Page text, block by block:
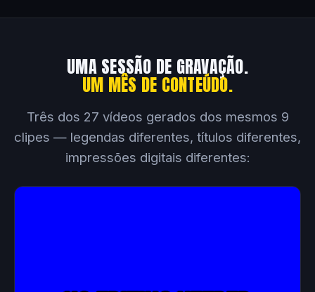
UMA SESSÃO DE GRAVAÇÃO.
UM MÊS DE CONTEÚDO.
Três dos 27 vídeos gerados dos mesmos 9
clipes — legendas diferentes, títulos diferentes,
impressões digitais diferentes: